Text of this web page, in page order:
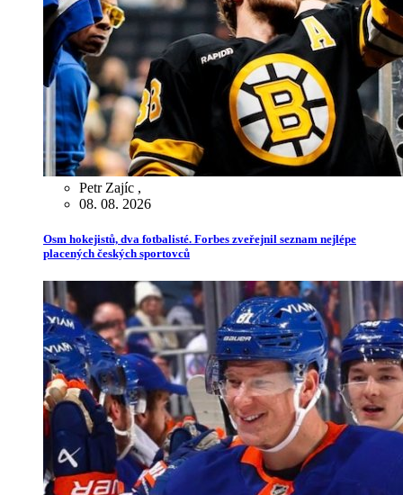
Petr Zajíc ,
08. 08. 2026
Osm hokejistů, dva fotbalisté. Forbes zveřejnil seznam nejlépe
placených českých sportovců